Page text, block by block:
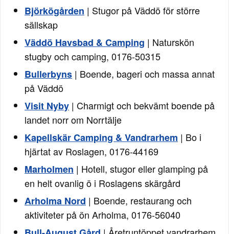
Björkögården | Stugor på Väddö för större
sällskap
Väddö Havsbad & Camping | Naturskön
stugby och camping, 0176-50315
Bullerbyns | Boende, bageri och massa annat
på Väddö
Visit Nyby | Charmigt och bekvämt boende på
landet norr om Norrtälje
Kapellskär Camping & Vandrarhem | Bo i
hjärtat av Roslagen, 0176-44169
Marholmen | Hotell, stugor eller glamping på
en helt ovanlig ö i Roslagens skärgård
Arholma Nord | Boende, restaurang och
aktiviteter på ön Arholma, 0176-56040